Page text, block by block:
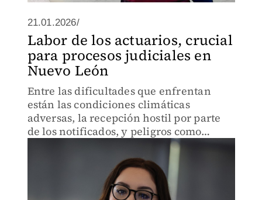
21.01.2026/
Labor de los actuarios, crucial
para procesos judiciales en
Nuevo León
Entre las dificultades que enfrentan
están las condiciones climáticas
adversas, la recepción hostil por parte
de los notificados, y peligros como